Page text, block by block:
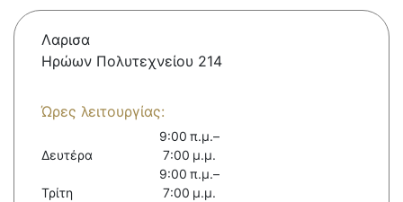
Λαρισα
Ηρώων Πολυτεχνείου 214
Ώρες λειτουργίας:
Δευτέρα
9:00 π.μ.–
7:00 μ.μ.
Τρίτη
9:00 π.μ.–
7:00 μ.μ.